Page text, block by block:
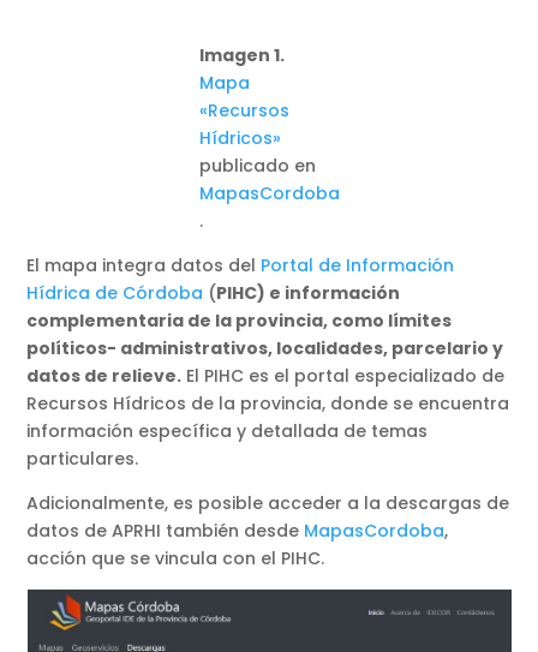
Imagen 1.
Mapa
«Recursos
Hídricos»
publicado en
MapasCordoba
.
El mapa integra datos del Portal de Información
Hídrica de Córdoba (PIHC) e información
complementaria de la provincia, como límites
políticos- administrativos, localidades, parcelario y
datos de relieve. El PIHC es el portal especializado de
Recursos Hídricos de la provincia, donde se encuentra
información específica y detallada de temas
particulares.
Adicionalmente, es posible acceder a la descargas de
datos de APRHI también desde MapasCordoba,
acción que se vincula con el PIHC.